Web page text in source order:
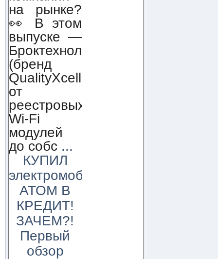
на рынке?
👀 В этом
выпуске —
Броктехнолоджи
(бренд
QualityXcellence):
от
реестровых
Wi-Fi
модулей
до собс ...
КУПИЛ
электромобиль
АТОМ В
КРЕДИТ!
ЗАЧЕМ?!
Первый
обзор